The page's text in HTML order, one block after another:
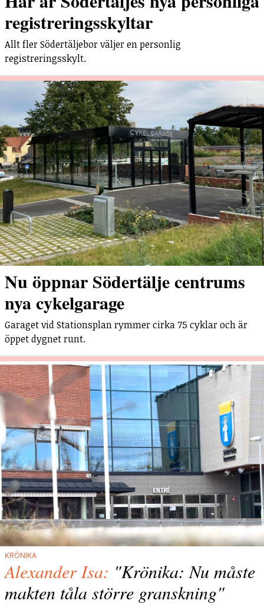
registreringsskyltar
Allt fler Södertäljebor väljer en personlig
registreringsskylt.
Nu öppnar Södertälje centrums
nya cykelgarage
Garaget vid Stationsplan rymmer cirka 75 cyklar och är
öppet dygnet runt.
KRÖNIKA
Alexander Isa: "Krönika: Nu måste
makten tåla större granskning"